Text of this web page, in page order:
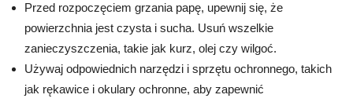
Przed rozpoczęciem grzania papę, upewnij się, że
powierzchnia jest czysta i sucha. Usuń wszelkie
zanieczyszczenia, takie jak kurz, olej czy wilgoć.
Używaj odpowiednich narzędzi i sprzętu ochronnego, takich
jak rękawice i okulary ochronne, aby zapewnić